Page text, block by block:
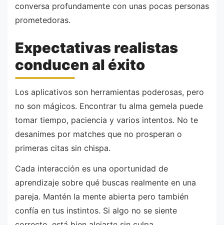
conversa profundamente con unas pocas personas
prometedoras.
Expectativas realistas
conducen al éxito
Los aplicativos son herramientas poderosas, pero
no son mágicos. Encontrar tu alma gemela puede
tomar tiempo, paciencia y varios intentos. No te
desanimes por matches que no prosperan o
primeras citas sin chispa.
Cada interacción es una oportunidad de
aprendizaje sobre qué buscas realmente en una
pareja. Mantén la mente abierta pero también
confía en tus instintos. Si algo no se siente